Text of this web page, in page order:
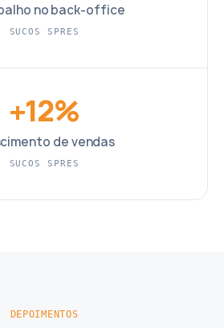
no back-office
SUCOS SPRES
+12%
de vendas
SUCOS SPRES
DEPOIMENTOS